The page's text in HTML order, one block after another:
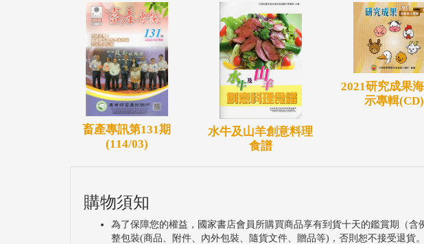
畜產專訊第131期
(114/03)
水牛及山羊創意料理
食譜
2021研究成果
示專輯(CD)
購物須知
為了保障您的權益，國家書店會員所購買商品享有到貨十天的鑑賞期（
整包裝(商品、附件、內外包裝、隨貨文件、贈品等)，否則恕不接受退貨。